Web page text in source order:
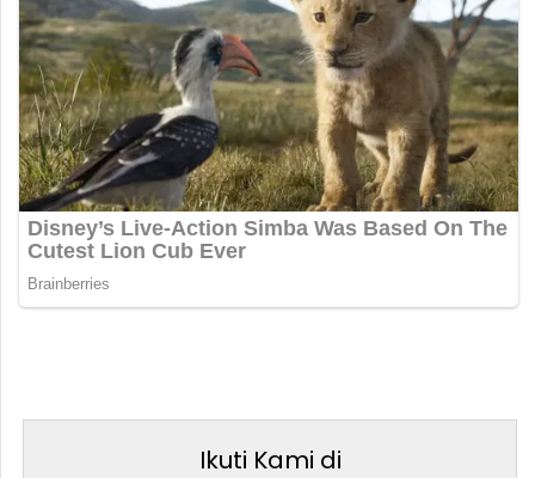
Ikuti Kami di